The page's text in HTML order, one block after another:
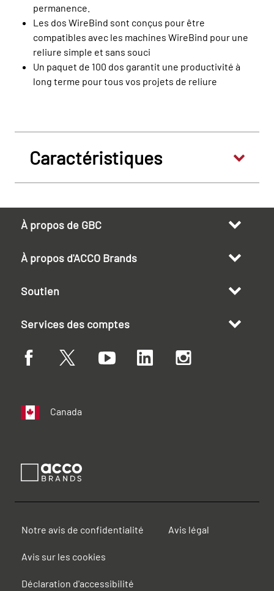
permanence.
Les dos WireBind sont conçus pour être
compatibles avec les machines WireBind pour une
reliure simple et sans souci
Un paquet de 100 dos garantit une productivité à
long terme pour tous vos projets de reliure
Caractéristiques
À propos de GBC
À propos d'ACCO Brands
Soutien
Services des comptes
Canada
Notre avis de confidentialité Avis légal
Avis sur les cookies
Déclaration d'accessibilité